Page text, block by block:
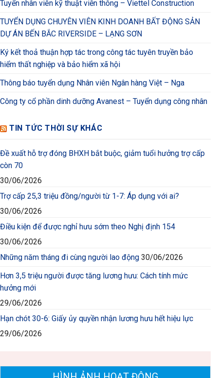
Tuyển nhân viên kỹ thuật viễn thông – Viettel Construction
TUYỂN DỤNG CHUYÊN VIÊN KINH DOANH BẤT ĐỘNG SẢN
DỰ ÁN BẾN BẮC RIVERSIDE – LẠNG SƠN
Ký kết thoả thuận hợp tác trong công tác tuyên truyền bảo
hiểm thất nghiệp và bảo hiểm xã hội
Thông báo tuyển dụng Nhân viên Ngân hàng Việt – Nga
Công ty cổ phần dinh dưỡng Avanest – Tuyển dụng công nhân
TIN TỨC THỜI SỰ KHÁC
Đề xuất hỗ trợ đóng BHXH bắt buộc, giảm tuổi hưởng trợ cấp
còn 70
30/06/2026
Trợ cấp 25,3 triệu đồng/người từ 1-7: Áp dụng với ai?
30/06/2026
Điều kiện để được nghỉ hưu sớm theo Nghị định 154
30/06/2026
Những năm tháng đi cùng người lao động 30/06/2026
Hơn 3,5 triệu người được tăng lương hưu: Cách tính mức
hưởng mới
29/06/2026
Hạn chót 30-6: Giấy ủy quyền nhận lương hưu hết hiệu lực
29/06/2026